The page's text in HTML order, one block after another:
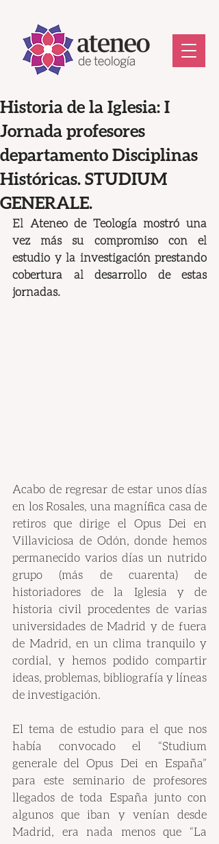
Historia de la Iglesia: I
Jornada profesores
departamento Disciplinas
Históricas. STUDIUM
GENERALE.
El Ateneo de Teología mostró una
vez más su compromiso con el
estudio y la investigación prestando
cobertura al desarrollo de estas
jornadas.
Acabo de regresar de estar unos días
en los Rosales, una magnífica casa de
retiros que dirige el Opus Dei en
Villaviciosa de Odón, donde hemos
permanecido varios días un nutrido
grupo (más de cuarenta) de
historiadores de la Iglesia y de
historia civil procedentes de varias
universidades de Madrid y de fuera
de Madrid, en un clima tranquilo y
cordial, y hemos podido compartir
ideas, problemas, bibliografía y líneas
de investigación.
El tema de estudio para el que nos
había convocado el “Studium
generale del Opus Dei en España”
para este seminario de profesores
llegados de toda España junto con
algunos que iban y venían desde
Madrid, era nada menos que “La